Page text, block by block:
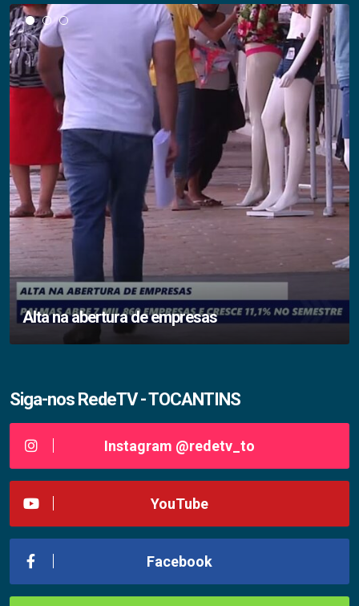
Alta na abertura de empresas
Siga-nos RedeTV - TOCANTINS
Instagram @redetv_to
YouTube
Facebook